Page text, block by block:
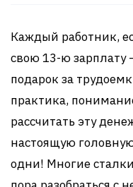
Каждый работник,
свою 13-ю зарплату
подарок за
практика,
рассчитать эту
настоящую
одни! Многие